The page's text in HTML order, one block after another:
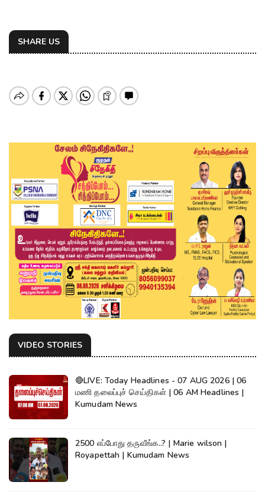
SHARE US
VIDEO STORIES
🔴LIVE: Today Headlines - 07 AUG 2026 | 06
மணி தலைப்புச் செய்திகள் | 06 AM Headlines |
Kumudam News
2500 எப்போது தருவீங்க..? | Marie wilson |
Royapettah | Kumudam News